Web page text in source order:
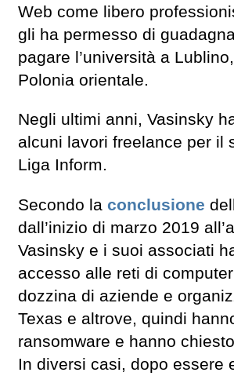
Web come libero
gli ha permesso di
pagare l’università a
Polonia orientale.
Negli ultimi anni, Vasinsky
alcuni lavori freelance per il
Liga Inform.
Secondo la conclusione
dall’inizio di marzo 2019
Vasinsky e i suoi associati
accesso alle reti di
dozzina di aziende e
Texas e altrove, quindi
ransomware e hanno
In diversi casi, dopo essere